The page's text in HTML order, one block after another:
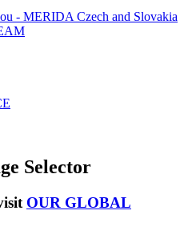
- MERIDA Czech and Slovakia
Selector
OUR GLOBAL